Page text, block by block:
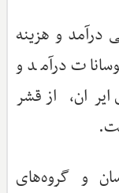
درآمد و هزینه
درآمد و
از قشر
و گروه‌های